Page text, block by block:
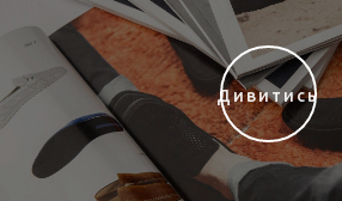
Дивитись